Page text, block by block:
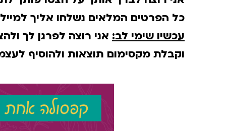
כל הפרטים המלאים נשלחו אליך
עכשיו שימי לב: אני רוצה לפרגן לך
וקבלת מקסימום תוצאות ולהוסיף